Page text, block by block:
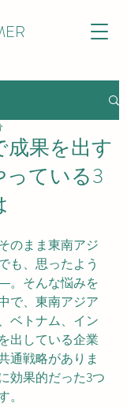
果を出す
っている3
のまま東南アジ
も、思ったよう
。そんな悩みを
で、東南アジア
ベトナム、イン
出している企業
通戦略がありま
効果的だった3つ
。